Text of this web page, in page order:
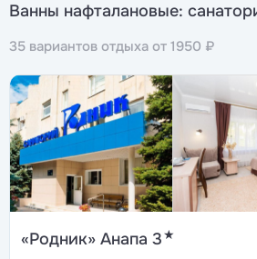
Ванны нафталановые:
35 вариантов отдыха от 1950 ₽
«Родник» Анапа 3★